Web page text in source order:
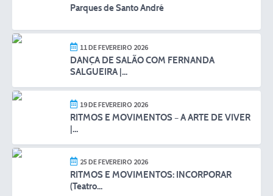
Parques de Santo André
11 DE FEVEREIRO 2026
DANÇA DE SALÃO COM FERNANDA
SALGUEIRA |...
19 DE FEVEREIRO 2026
RITMOS E MOVIMENTOS – A ARTE DE VIVER
|...
25 DE FEVEREIRO 2026
RITMOS E MOVIMENTOS: INCORPORAR
(Teatro...